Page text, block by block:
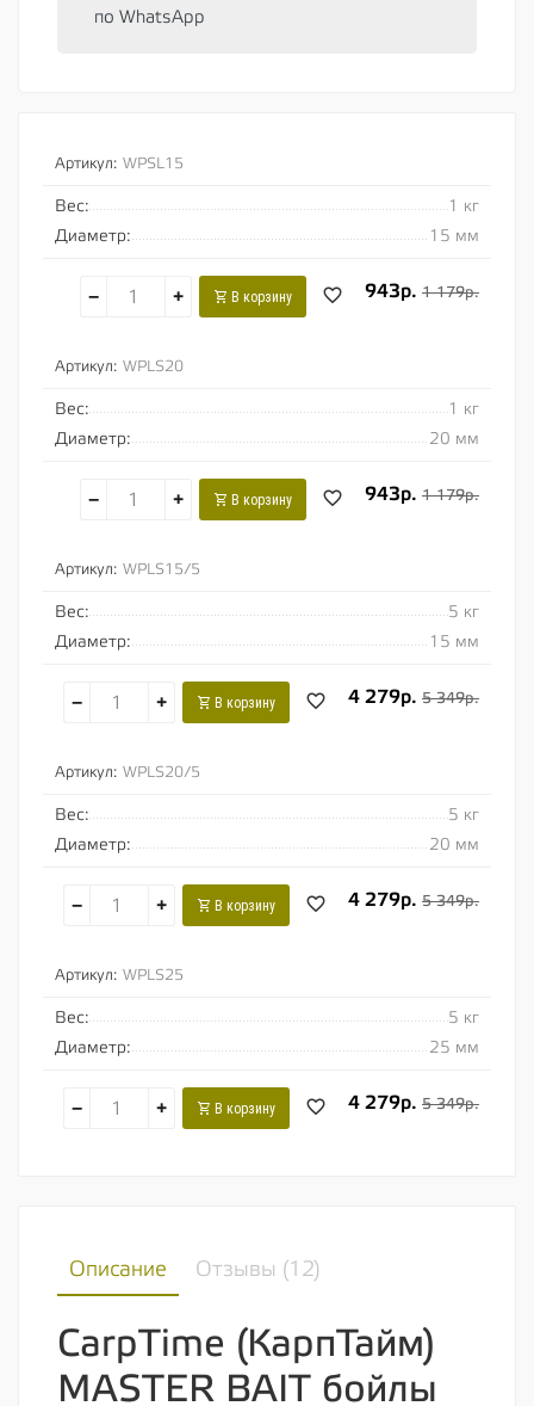
по WhatsApp
Артикул: WPSL15
Вес:
1 кг
Диаметр:
15 мм
943р. 1 179р.
− + В корзину
Артикул: WPLS20
Вес:
1 кг
Диаметр:
20 мм
943р. 1 179р.
− + В корзину
Артикул: WPLS15/5
Вес:
5 кг
Диаметр:
15 мм
4 279р. 5 349р.
− + В корзину
Артикул: WPLS20/5
Вес:
5 кг
Диаметр:
20 мм
4 279р. 5 349р.
− + В корзину
Артикул: WPLS25
Вес:
5 кг
Диаметр:
25 мм
4 279р. 5 349р.
− + В корзину
Описание Отзывы (12)
CarpTime (КарпТайм)
MASTER BAIT бойлы